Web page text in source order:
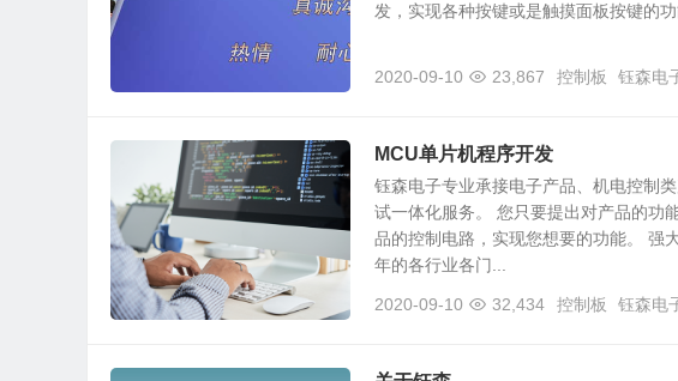
发，实现各种按键或是触摸面板按键的
2020-09-10 23,867 控制板 钰森电
MCU单片机程序开发
钰森电子专业承接电子产品、机电控制
试一体化服务。 您只要提出对产品的功
品的控制电路，实现您想要的功能。
年的各行业各门...
2020-09-10 32,434 控制板 钰森电